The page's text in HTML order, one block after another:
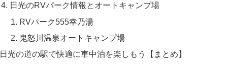
日光のRVパーク情報とオートキャンプ場
RVパーク555幸乃湯
鬼怒川温泉オートキャンプ場
日光の道の駅で快適に車中泊を楽しもう【まとめ】